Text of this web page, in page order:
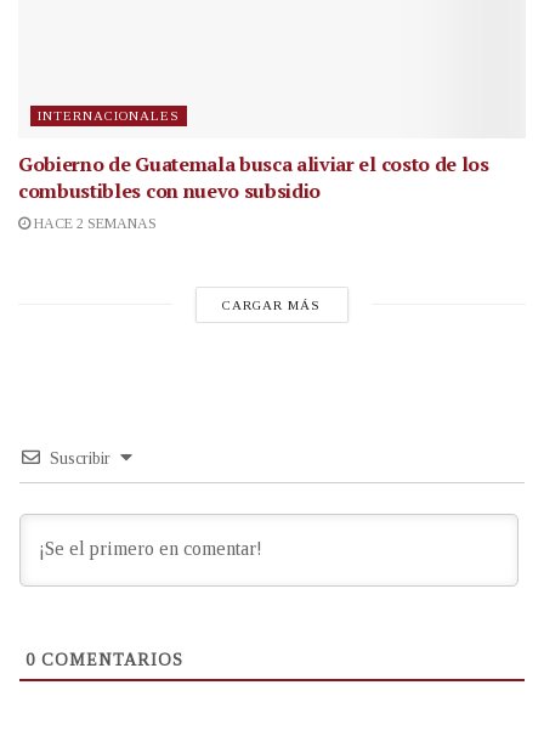
INTERNACIONALES
Gobierno de Guatemala busca aliviar el costo de los
combustibles con nuevo subsidio
HACE 2 SEMANAS
CARGAR MÁS
Suscribir
0 COMENTARIOS